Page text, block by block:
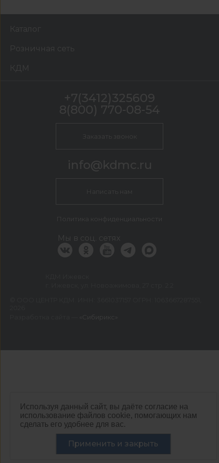
Используя данный сайт, вы даёте согласие на
использование файлов cookie, помогающих нам
сделать его удобнее для вас.
Применить и закрыть
Каталог
Розничная сеть
КДМ
+7(3412)325609
8(800) 770-08-54
Заказать звонок
info@kdmc.ru
Написать нам
Политика конфиденциальности
Мы в соц. сетях
«Сибирикс»